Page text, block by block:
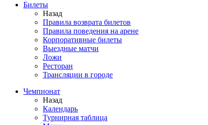
Билеты
Назад
Правила возврата билетов
Правила поведения на арене
Корпоративные билеты
Выездные матчи
Ложи
Ресторан
Трансляции в городе
Чемпионат
Назад
Календарь
Турнирная таблица